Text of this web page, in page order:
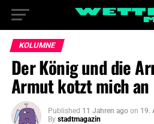
KOLUMNE
Der König und die
Armut kotzt mich an
Published 11 Jahren ago on 19.
By stadtmagazin